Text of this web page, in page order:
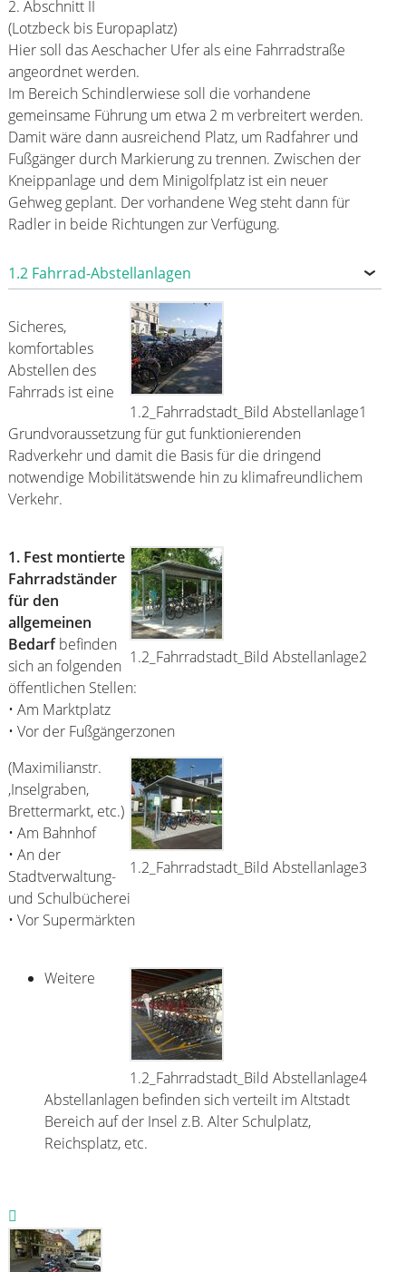
2. Abschnitt II
(Lotzbeck bis Europaplatz)
Hier soll das Aeschacher Ufer als eine Fahrradstraße
angeordnet werden.
Im Bereich Schindlerwiese soll die vorhandene
gemeinsame Führung um etwa 2 m verbreitert werden.
Damit wäre dann ausreichend Platz, um Radfahrer und
Fußgänger durch Markierung zu trennen. Zwischen der
Kneippanlage und dem Minigolfplatz ist ein neuer
Gehweg geplant. Der vorhandene Weg steht dann für
Radler in beide Richtungen zur Verfügung.
1.2 Fahrrad-Abstellanlagen
1.2_Fahrradstadt_Bild Abstellanlage1
Sicheres,
komfortables
Abstellen des
Fahrrads ist eine
Grundvoraussetzung für gut funktionierenden
Radverkehr und damit die Basis für die dringend
notwendige Mobilitätswende hin zu klimafreundlichem
Verkehr.
1.2_Fahrradstadt_Bild Abstellanlage2
1. Fest montierte
Fahrradständer
für den
allgemeinen
Bedarfbefinden
sich an folgenden
öffentlichen Stellen:
• Am Marktplatz
• Vor der Fußgängerzonen
1.2_Fahrradstadt_Bild Abstellanlage3
(Maximilianstr.
,Inselgraben,
Brettermarkt, etc.)
• Am Bahnhof
• An der
Stadtverwaltung-
und Schulbücherei
• Vor Supermärkten
1.2_Fahrradstadt_Bild Abstellanlage4
Weitere
Abstellanlagen befinden sich verteilt im Altstadt
Bereich auf der Insel z.B. Alter Schulplatz,
Reichsplatz, etc.